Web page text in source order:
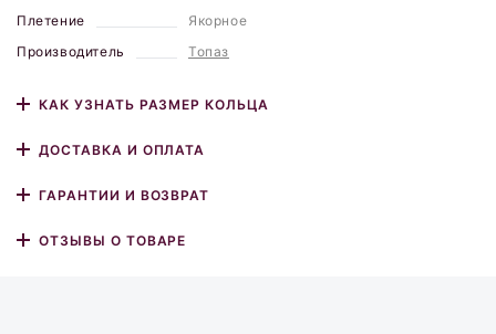
Плетение
Якорное
Производитель
Топаз
КАК УЗНАТЬ РАЗМЕР КОЛЬЦА
ДОСТАВКА И ОПЛАТА
ГАРАНТИИ И ВОЗВРАТ
ОТЗЫВЫ О ТОВАРЕ